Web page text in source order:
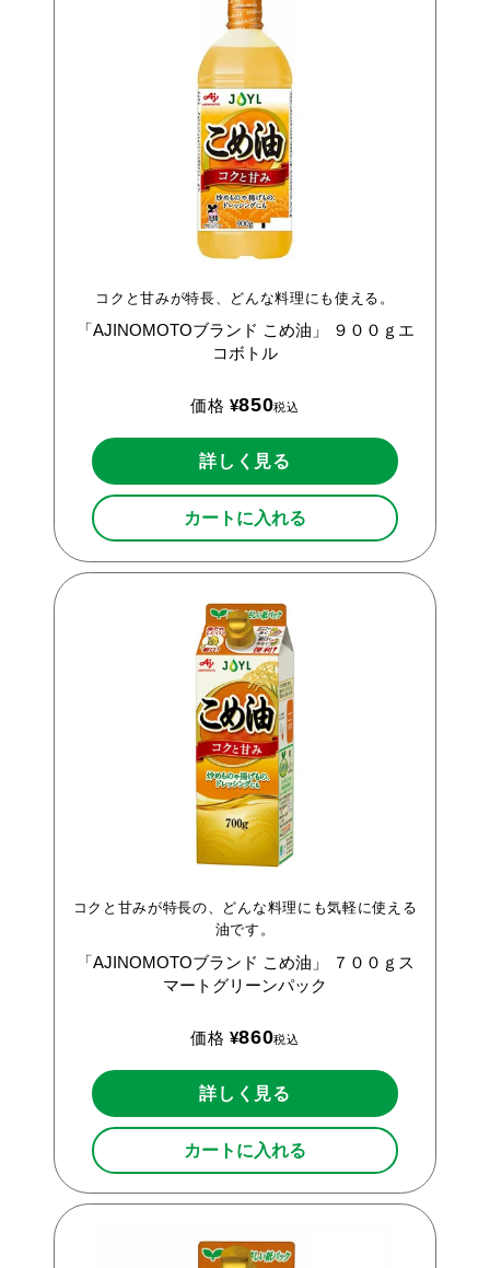
コクと甘みが特長、どんな料理にも使える。
「AJINOMOTOブランド こめ油」
９００ｇエ
コボトル
価格 ¥850税込
詳しく見る
カートに入れる
コクと甘みが特長の、どんな料理にも気軽に使える
油です。
「AJINOMOTOブランド こめ油」
７００ｇス
マートグリーンパック
価格 ¥860税込
詳しく見る
カートに入れる